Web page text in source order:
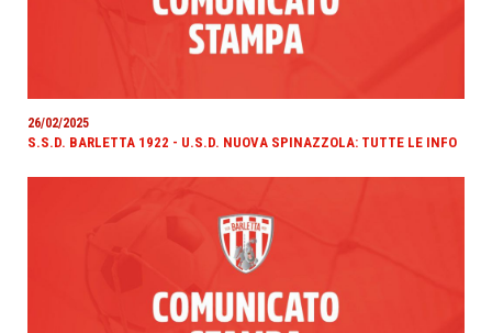
26/02/2025
S.S.D. BARLETTA 1922 - U.S.D. NUOVA SPINAZZOLA: TUTTE LE INFO